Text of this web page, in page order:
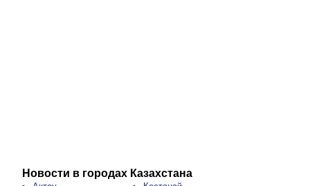
Новости в городах Казахстана